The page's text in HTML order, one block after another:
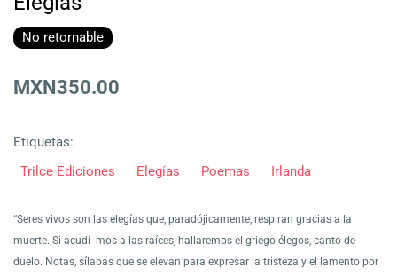
No retornable
MXN350.00
Etiquetas:
Trilce Ediciones
Elegías Poemas Irlanda
“Seres vivos son las elegías que, paradójicamente, respiran gracias a la
muerte. Si acudi- mos a las raíces, hallaremos el griego élegos, canto de
duelo. Notas, sílabas que se elevan para expresar la tristeza y el lamento por